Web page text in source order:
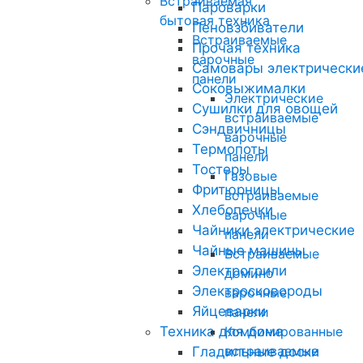
Пароварки
Пеновзбиватели
Прочая техника
Самовары
Соковыжималки
Сушилки для овощей
Сэндвичницы
Термопоты
Тостеры
Фритюрницы
Хлебопечки
Чайники электрические
Чайные машины
Электрогрили
Электросковороды
Яйцеварки
Техника для дома
Гладильные доски
бытовая техника
Встраиваемые
варочные
панели
Электрические
встраиваемые
варочные
панели
Газовые
встраиваемые
варочные
панели
Встраиваемые
домино
варочные
панели
Комбинированные
встраиваемые